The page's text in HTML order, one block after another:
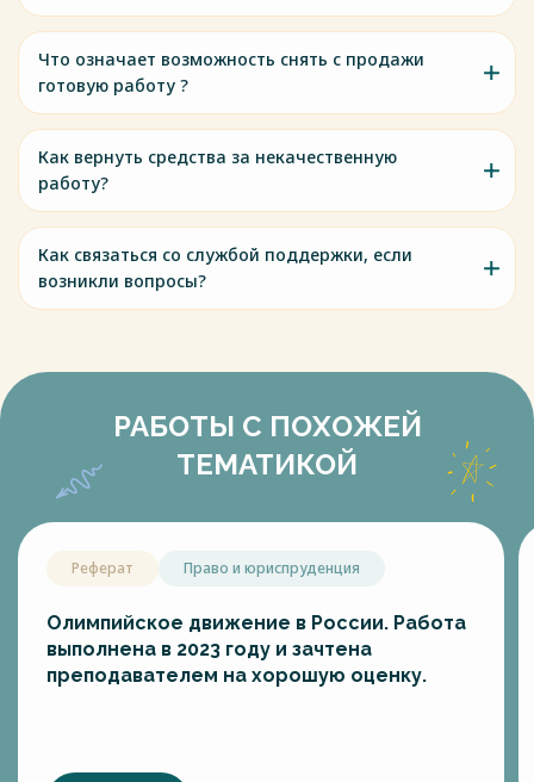
Что означает возможность снять с продажи
готовую работу ?
Как вернуть средства за некачественную
работу?
Как связаться со службой поддержки, если
возникли вопросы?
РАБОТЫ С ПОХОЖЕЙ
ТЕМАТИКОЙ
Реферат Право и юриспруденция
Олимпийское движение в России. Работа
выполнена в 2023 году и зачтена
преподавателем на хорошую оценку.